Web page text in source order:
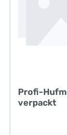
Profi-
verpackt